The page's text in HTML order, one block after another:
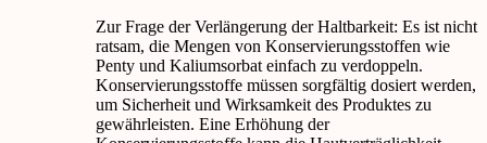
Zur Frage der Verlängerung der Haltbarkeit: Es ist nicht
ratsam, die Mengen von Konservierungsstoffen wie
Penty und Kaliumsorbat einfach zu verdoppeln.
Konservierungsstoffe müssen sorgfältig dosiert werden,
um Sicherheit und Wirksamkeit des Produktes zu
gewährleisten. Eine Erhöhung der